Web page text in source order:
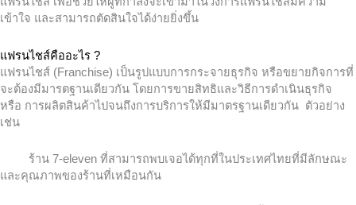
เข้าใจ และสามารถตัดสินใจได้ง่ายยิ่งขึ้น
แฟรนไชส์คืออะไร ?
แฟรนไชส์ (Franchise) เป็นรูปแบบการกระจายธุรกิจ หรือขยายกิจการที่
จะต้องมีมารตฐานเดียวกัน โดยการขายสิทธิและวิธีการดำเนินธุรกิจ
หรือ การผลิตสินค้าไปจนถึงการบริการให้มีมาตรฐานเดียวกัน ตัวอย่าง
เช่น
ร้าน 7-eleven ที่สามารถพบเจอได้ทุกที่ในประเทศไทยที่มีลักษณะ
และคุณภาพของร้านที่เหมือนกัน